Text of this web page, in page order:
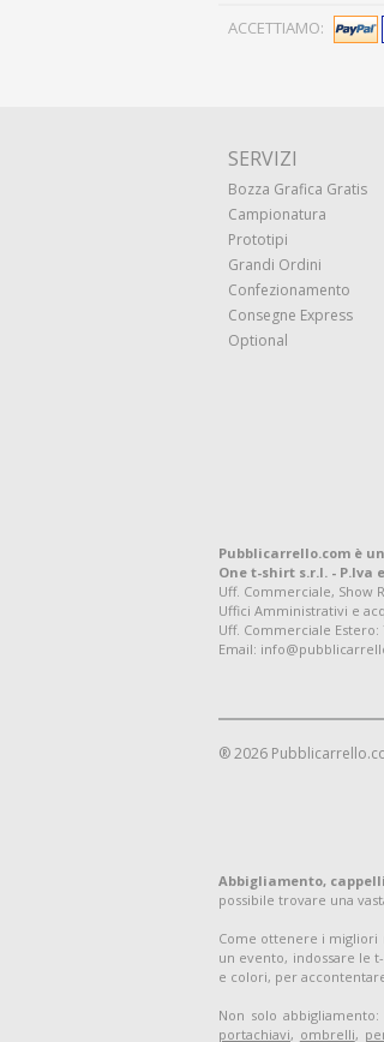
ACCETTIAMO:
SERVIZI
Bozza Grafica Gratis
Campionatura
Prototipi
Grandi Ordini
Confezionamento
Consegne Express
Optional
Pubblicarrello.com è
One t-shirt s.r.l. - P.Iva e
Uff. Commerciale, Show
Uffici Amministrativi e
Uff. Commerciale Estero:
Email:
® 2026
Abbigliamento,
possibile trovare una
Come ottenere i migliori
un evento, indossare le
e colori, per
Non solo abbigliamento:
portachiavi, ombrelli,